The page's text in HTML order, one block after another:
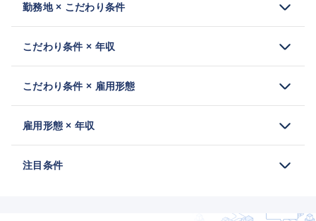
勤務地 × こだわり条件
こだわり条件 × 年収
こだわり条件 × 雇用形態
雇用形態 × 年収
注目条件